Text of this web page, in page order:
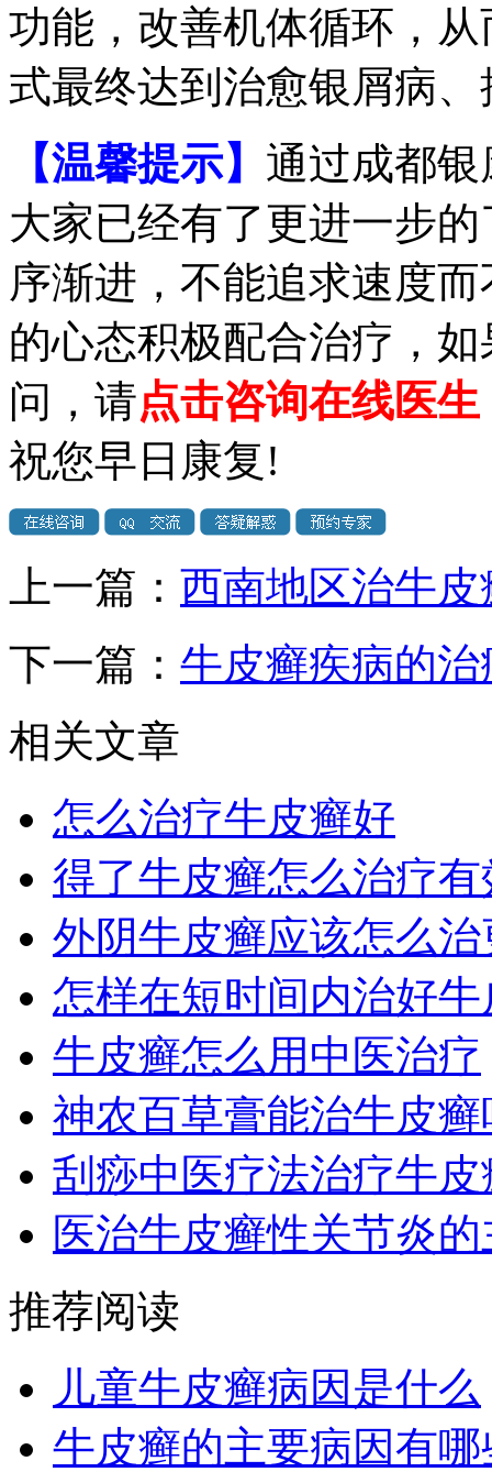
功能，改善机体循环，
式最终达到治愈银屑病
【温馨提示】 通过成都
大家已经有了更进一步
序渐进，不能追求速度
的心态积极配合治疗，
问，请点击咨询在线医生
祝您早日康复!
上一篇： 西南地区治牛
下一篇： 牛皮癣疾病的
相关文章
怎么治疗牛皮癣好
得了牛皮癣怎么治疗有
外阴牛皮癣应该怎么治
怎样在短时间内治好
牛皮癣怎么用中医治疗
神农百草膏能治牛皮癣
刮痧中医疗法治疗牛皮
医治牛皮癣性关节炎
推荐阅读
儿童牛皮癣病因是什么
牛皮癣的主要病因有哪